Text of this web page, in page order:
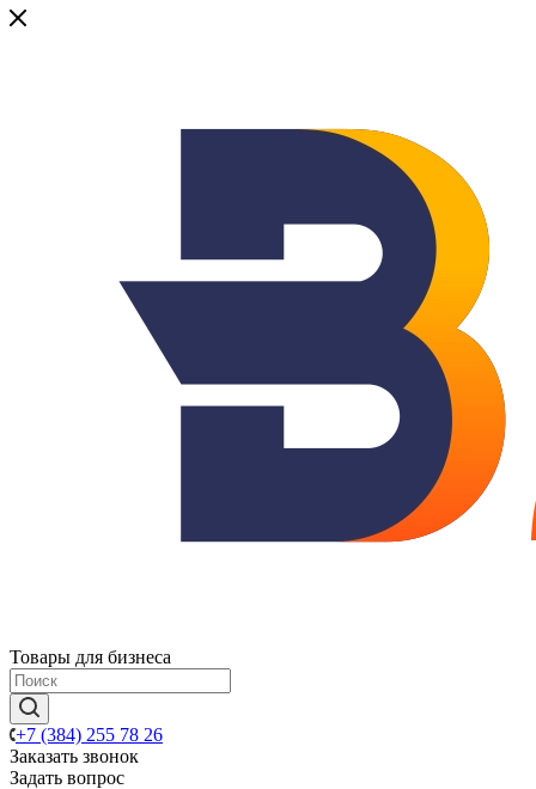
Товары для бизнеса
+7 (384) 255 78 26
Заказать звонок
Задать вопрос